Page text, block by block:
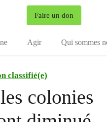
Faire un don
Agir Qui sommes
classifié(e)
colonies